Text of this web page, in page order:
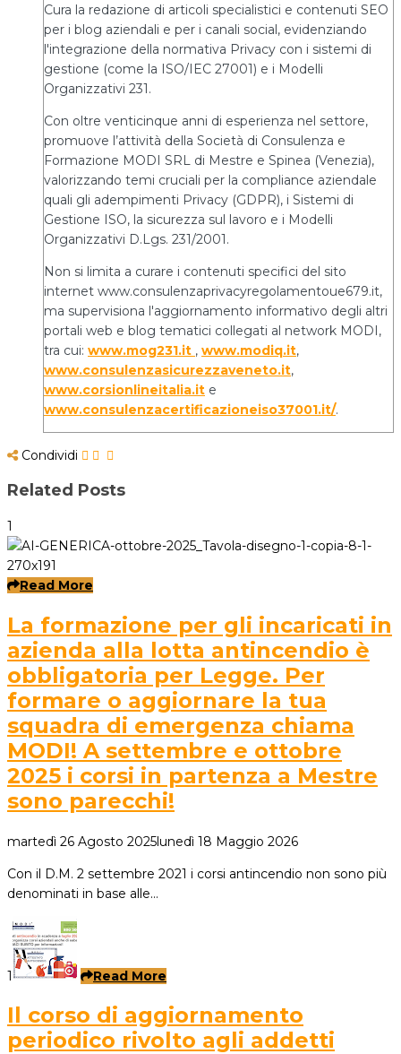
Cura la redazione di articoli specialistici e contenuti SEO
per i blog aziendali e per i canali social, evidenziando
l'integrazione della normativa Privacy con i sistemi di
gestione (come la ISO/IEC 27001) e i Modelli
Organizzativi 231.
Con oltre venticinque anni di esperienza nel settore,
promuove l’attività della Società di Consulenza e
Formazione MODI SRL di Mestre e Spinea (Venezia),
valorizzando temi cruciali per la compliance aziendale
quali gli adempimenti Privacy (GDPR), i Sistemi di
Gestione ISO, la sicurezza sul lavoro e i Modelli
Organizzativi D.Lgs. 231/2001.
Non si limita a curare i contenuti specifici del sito
internet www.consulenzaprivacyregolamentoue679.it,
ma supervisiona l'aggiornamento informativo degli altri
portali web e blog tematici collegati al network MODI,
tra cui: www.mog231.it , www.modiq.it,
www.consulenzasicurezzaveneto.it,
www.corsionlineitalia.it e
www.consulenzacertificazioneiso37001.it/.
Condividi
Related Posts
1
Read More
La formazione per gli incaricati in
azienda alla lotta antincendio è
obbligatoria per Legge. Per
formare o aggiornare la tua
squadra di emergenza chiama
MODI! A settembre e ottobre
2025 i corsi in partenza a Mestre
sono parecchi!
martedì 26 Agosto 2025lunedì 18 Maggio 2026
Con il D.M. 2 settembre 2021 i corsi antincendio non sono più
denominati in base alle…
1 Read More
Il corso di aggiornamento
periodico rivolto agli addetti